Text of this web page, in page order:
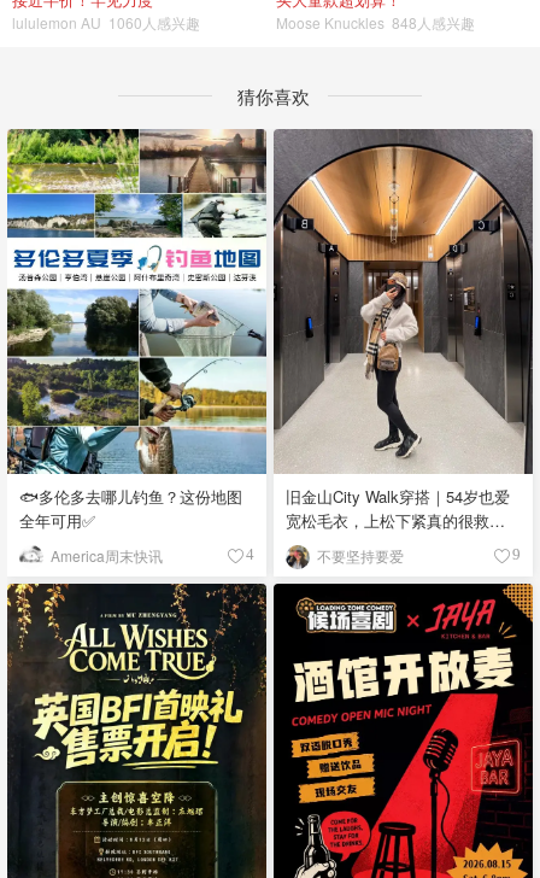
lululemon AU 1060人感兴趣 Moose Knuckles 848人感兴趣
猜你喜欢
🐟多伦多去哪儿钓鱼？这份地图
全年可用✅
America周末快讯 4
旧金山City Walk穿搭｜54岁也爱
宽松毛衣，上松下紧真的很救比
例
不要坚持要爱 9